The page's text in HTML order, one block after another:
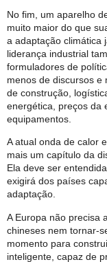
No fim, um aparelho
muito maior do que
a adaptação climática
liderança industrial
formuladores de
menos de discursos e
de construção,
energética, preços da
equipamentos.
A atual onda de calor
mais um capítulo da
Ela deve ser
exigirá dos países
adaptação.
A Europa não precisa
chineses nem tornar-
momento para
inteligente, capaz de